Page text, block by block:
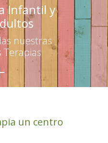
Infantil y
nuestras
Terapias
un centro